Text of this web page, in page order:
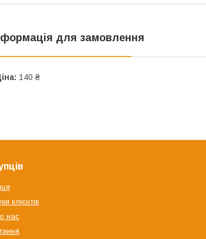
для замовлення
140 ₴
клієнтів
нас